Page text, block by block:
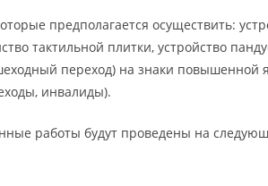
предполагается осуществить:
тактильной плитки, устройство
переход) на знаки повышенной
инвалиды).
работы будут проведены на